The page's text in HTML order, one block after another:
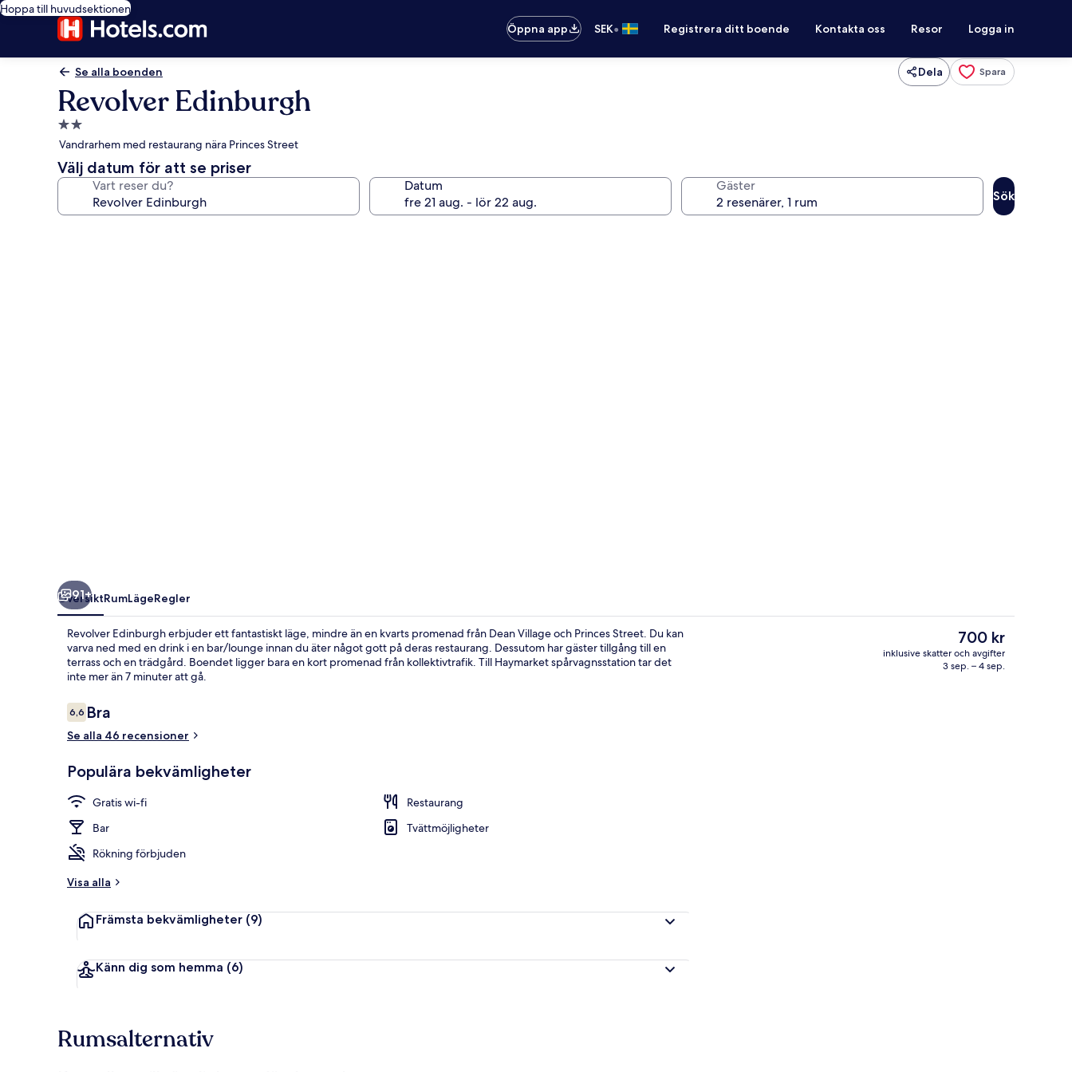
Hoppa till huvudsektionen
Öppna app
SEK• Registrera ditt boende Kontakta oss Resor Logga in
Se alla boenden Dela Spara
Revolver Edinburgh
2.0-
stjärnigt
boende
Vandrarhem med restaurang nära Princes Street
Välj datum för att se priser
Vart reser du? Datum Gäster
Sök
91+
ÖversiktRumLägeRegler
Revolver Edinburgh erbjuder ett fantastiskt läge, mindre än en kvarts promenad från Dean Village och Princes Street. Du kan
varva ned med en drink i en bar/lounge innan du äter något gott på deras restaurang. Dessutom har gäster tillgång till en
terrass och en trädgård. Boendet ligger bara en kort promenad från kollektivtrafik. Till Haymarket spårvagnsstation tar det
inte mer än 7 minuter att gå.
Recensioner
6,66,6 av 10,
Bra
Se alla 46 recensioner
Populära bekvämligheter
Gratis wi-fi
Restaurang
Bar
Tvättmöjligheter
Rökning förbjuden
Visa alla
Främsta bekvämligheter (9)
Känn dig som hemma (6)
Det
nuvarande
priset
700 kr
inklusive skatter och avgifter
3 sep. – 4 sep.
Rumsalternativ